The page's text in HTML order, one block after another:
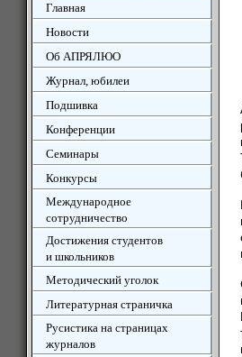
Главная
Новости
Об АПРЯЛЮО
Журнал, юбилеи
Подшивка
Конференции
Семинары
Конкурсы
Международное
сотрудничество
Достижения студентов
и школьников
Методический уголок
Литературная страничка
Русистика на страницах
журналов